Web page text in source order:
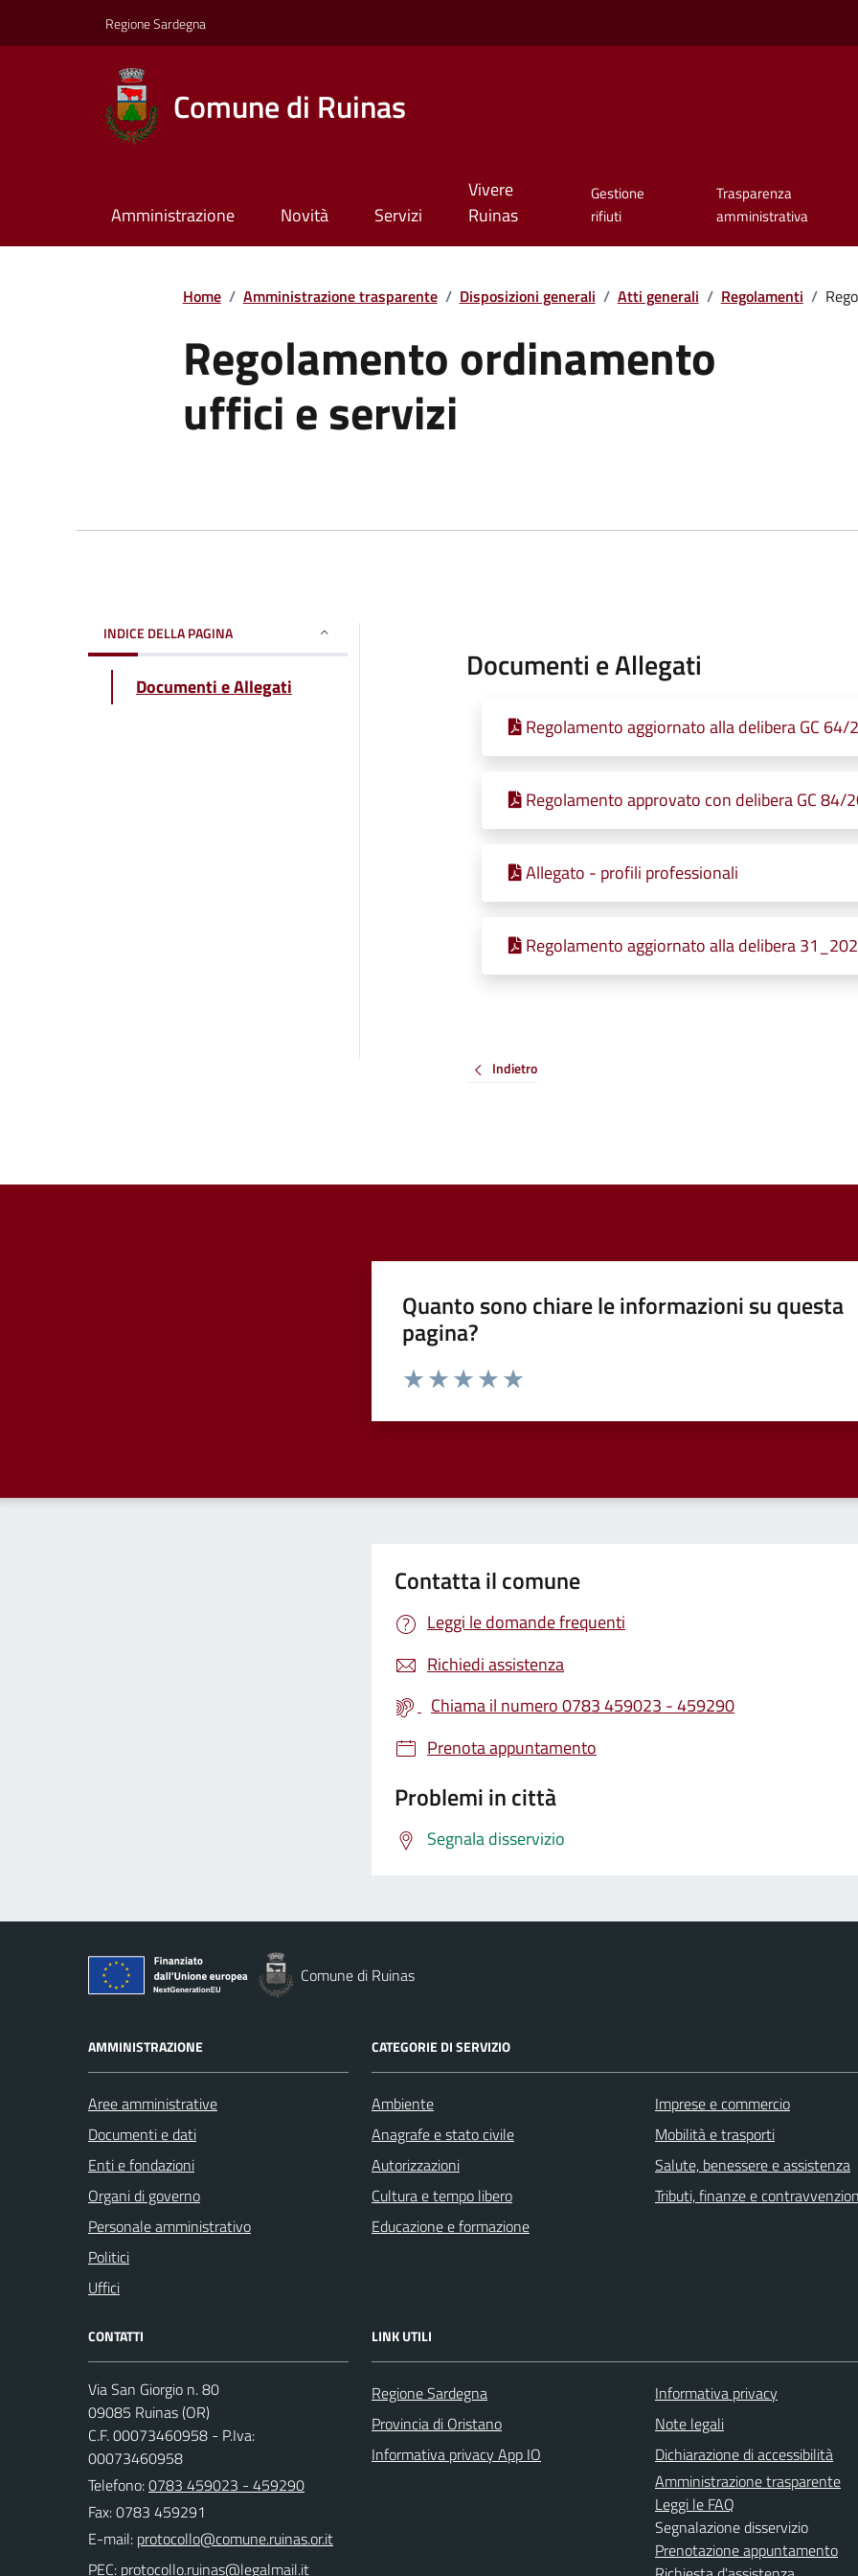
Regione Sardegna
Comune di Ruinas
Amministrazione Novità Servizi
Vivere
Ruinas
Gestione
rifiuti
Trasparenza
amministrativa
Home / Amministrazione trasparente / Disposizioni generali / Atti generali / Regolamenti /
Regolamento ordinamento
uffici e servizi
INDICE DELLA PAGINA
Documenti e Allegati
Documenti e Allegati
Regolamento aggiornato alla delibera GC 64/
Regolamento approvato con delibera GC 84/
Allegato - profili professionali
Regolamento aggiornato alla delibera
Indietro
Quanto sono chiare le informazioni su questa
pagina?
Valuta da 1 a 5 stelle la pagina
Contatta il comune
Leggi le domande frequenti
Richiedi assistenza
Chiama il numero 0783 459023 - 459290
Prenota appuntamento
Problemi in città
Segnala disservizio
Comune di Ruinas
AMMINISTRAZIONE
Aree amministrative
Documenti e dati
Enti e fondazioni
Organi di governo
Personale amministrativo
Politici
Uffici
CATEGORIE DI SERVIZIO
Ambiente
Anagrafe e stato civile
Autorizzazioni
Cultura e tempo libero
Educazione e formazione
Imprese e commercio
Mobilità e trasporti
Salute, benessere e assistenza
Tributi, finanze e
CONTATTI
Via San Giorgio n. 80
09085 Ruinas (OR)
C.F. 00073460958 - P.Iva:
00073460958
Telefono:0783 459023 - 459290
Fax: 0783 459291
E-mail:
PEC:
LINK UTILI
Regione Sardegna
Provincia di Oristano
Informativa privacy App IO
Informativa privacy
Note legali
Dichiarazione di accessibilità
Amministrazione trasparente
Leggi le FAQ
Segnalazione disservizio
Prenotazione appuntamento